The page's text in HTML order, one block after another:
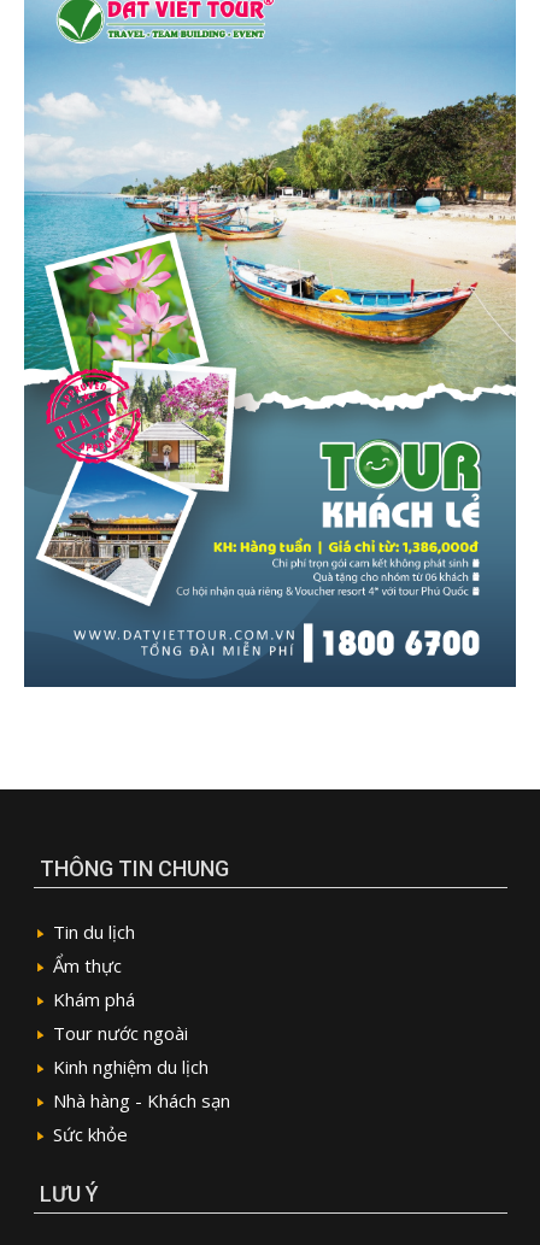
THÔNG TIN CHUNG
Tin du lịch
Ẩm thực
Khám phá
Tour nước ngoài
Kinh nghiệm du lịch
Nhà hàng - Khách sạn
Sức khỏe
LƯU Ý